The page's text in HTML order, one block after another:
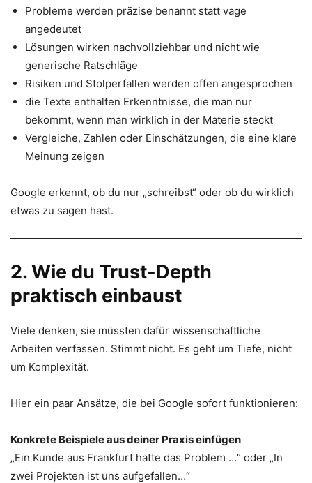
Probleme werden präzise benannt statt vage
angedeutet
Lösungen wirken nachvollziehbar und nicht wie
generische Ratschläge
Risiken und Stolperfallen werden offen angesprochen
die Texte enthalten Erkenntnisse, die man nur
bekommt, wenn man wirklich in der Materie steckt
Vergleiche, Zahlen oder Einschätzungen, die eine klare
Meinung zeigen
Google erkennt, ob du nur „schreibst“ oder ob du wirklich
etwas zu sagen hast.
2. Wie du Trust-Depth
praktisch einbaust
Viele denken, sie müssten dafür wissenschaftliche
Arbeiten verfassen. Stimmt nicht. Es geht um Tiefe, nicht
um Komplexität.
Hier ein paar Ansätze, die bei Google sofort funktionieren:
Konkrete Beispiele aus deiner Praxis einfügen
„Ein Kunde aus Frankfurt hatte das Problem …“ oder „In
zwei Projekten ist uns aufgefallen…“